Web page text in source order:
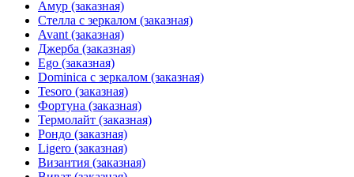
Амур (заказная)
Стелла с зеркалом (заказная)
Avant (заказная)
Джерба (заказная)
Ego (заказная)
Dominica с зеркалом (заказная)
Tesoro (заказная)
Фортуна (заказная)
Термолайт (заказная)
Рондо (заказная)
Ligero (заказная)
Византия (заказная)